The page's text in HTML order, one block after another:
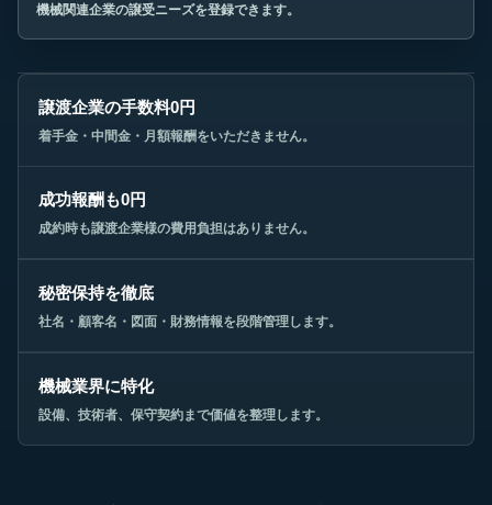
機械関連企業の譲受ニーズを登録できます。
譲渡企業の手数料0円
着手金・中間金・月額報酬をいただきません。
成功報酬も0円
成約時も譲渡企業様の費用負担はありません。
秘密保持を徹底
社名・顧客名・図面・財務情報を段階管理します。
機械業界に特化
設備、技術者、保守契約まで価値を整理します。